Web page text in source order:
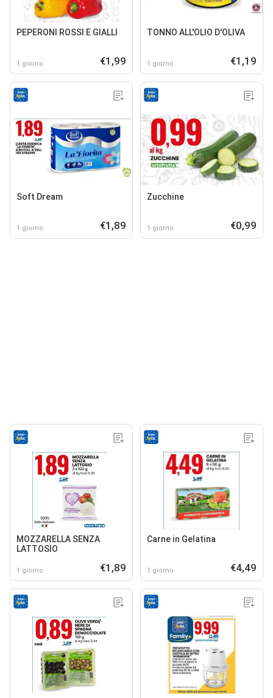
PEPERONI ROSSI E GIALLI
1 giorno €1,99
TONNO ALL'OLIO D'OLIVA
1 giorno €1,19
Soft Dream
1 giorno €1,89
Zucchine
1 giorno €0,99
MOZZARELLA SENZA
LATTOSIO
1 giorno €1,89
Carne in Gelatina
1 giorno €4,49